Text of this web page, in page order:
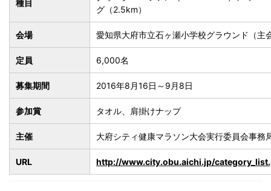
種目
グ（2.5km）
会場 愛知県大府市立石ヶ瀬小学校グラウンド（
定員 6,000名
募集期間 2016年8月16日～9月8日
参加賞 タオル、肩掛けナップ
主催 大府シティ健康マラソン大会実行委員会事務
URL http://www.city.obu.aichi.jp/